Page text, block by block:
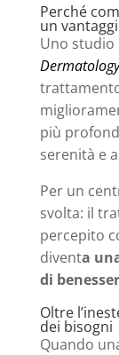
Perché
un
Uno studio
Dermatology
più
serenità e
Per un
svolta: il
percepito
diventa
di
Oltre
dei bisogni
Quando